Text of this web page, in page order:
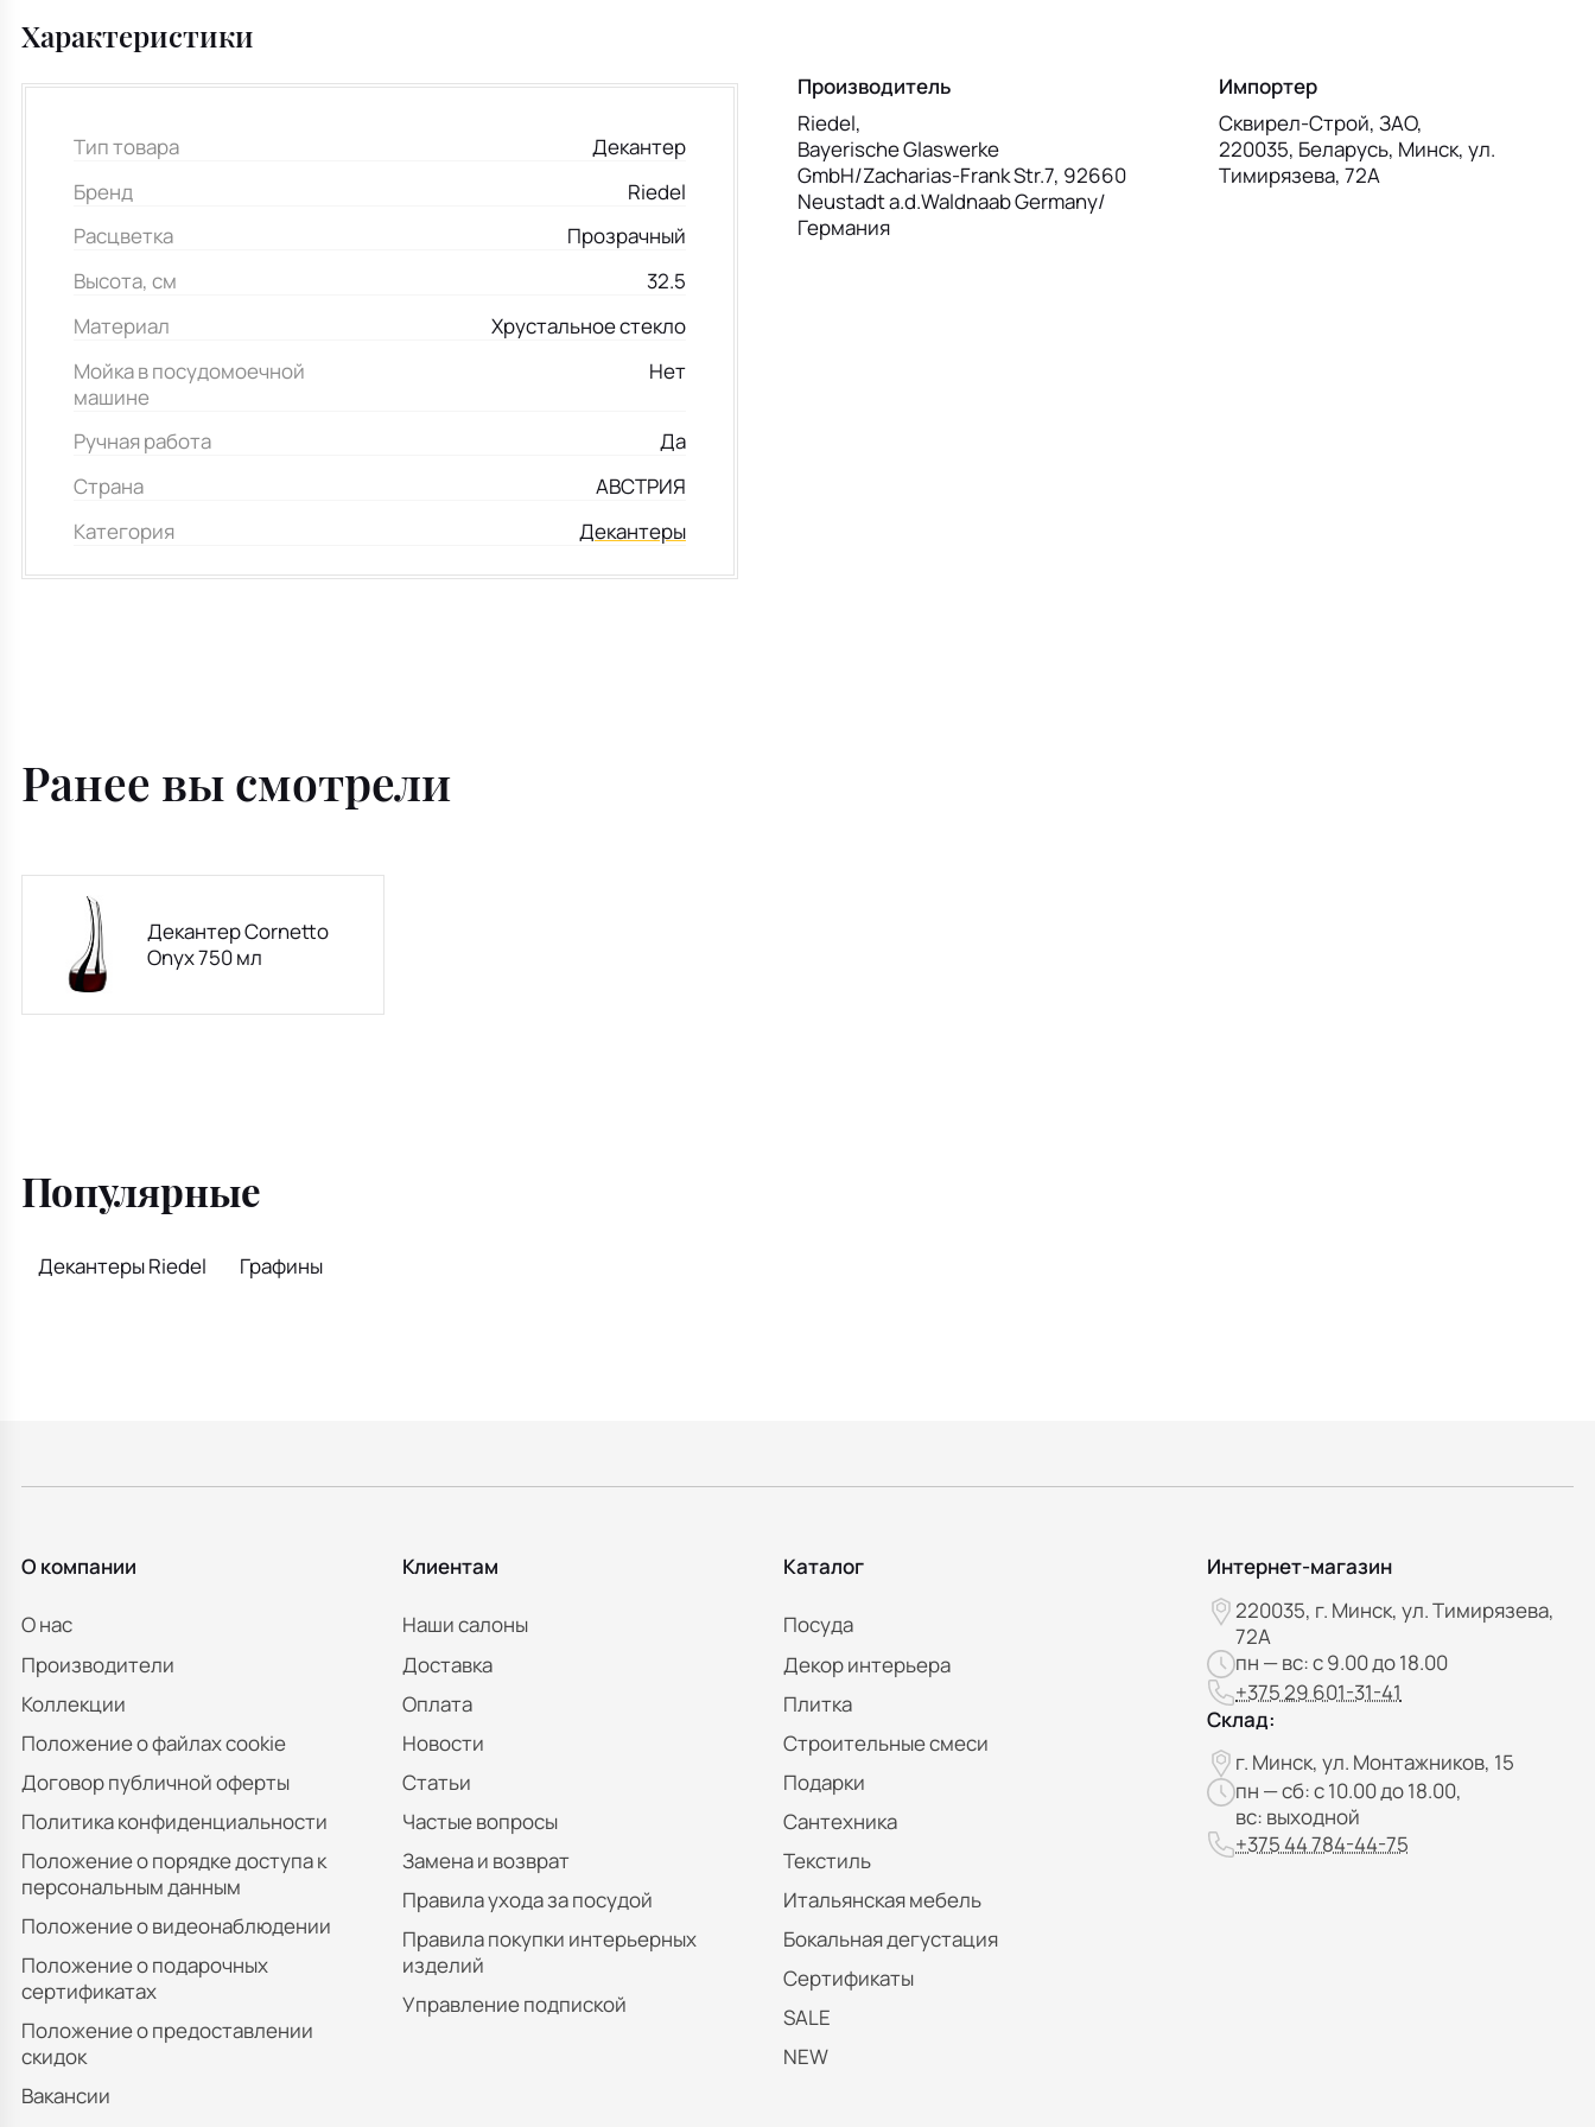
Характеристики
Тип товара
Декантер
Бренд
Riedel
Расцветка
Прозрачный
Высота, см
32.5
Материал
Хрустальное стекло
Мойка в посудомоечной
машине
Нет
Ручная работа
Да
Страна
АВСТРИЯ
Категория
Декантеры
Производитель
Riedel,
Bayerische Glaswerke
GmbH/Zacharias-Frank Str.7, 92660
Neustadt a.d.Waldnaab Germany/
Германия
Импортер
Сквирел-Строй, ЗАО,
220035, Беларусь, Минск, ул.
Тимирязева, 72А
Ранее вы смотрели
Декантер Cornetto
Onyx 750 мл
Популярные
Декантеры Riedel Графины
О компании
О нас
Производители
Коллекции
Положение о файлах cookie
Договор публичной оферты
Политика конфиденциальности
Положение о порядке доступа к
персональным данным
Положение о видеонаблюдении
Положение о подарочных
сертификатах
Положение о предоставлении
скидок
Вакансии
Клиентам
Наши салоны
Доставка
Оплата
Новости
Статьи
Частые вопросы
Замена и возврат
Правила ухода за посудой
Правила покупки интерьерных
изделий
Управление подпиской
Каталог
Посуда
Декор интерьера
Плитка
Строительные смеси
Подарки
Сантехника
Текстиль
Итальянская мебель
Бокальная дегустация
Сертификаты
SALE
NEW
Интернет-магазин
220035, г. Минск, ул. Тимирязева,
72А
пн — вс: с 9.00 до 18.00
+375 29 601-31-41
Склад:
г. Минск, ул. Монтажников, 15
пн — сб: с 10.00 до 18.00,
вс: выходной
+375 44 784-44-75